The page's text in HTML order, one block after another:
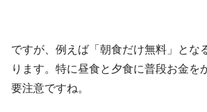
ですが、例えば「朝食だけ無料」とな
ります。特に昼食と夕食に普段お金を
要注意ですね。